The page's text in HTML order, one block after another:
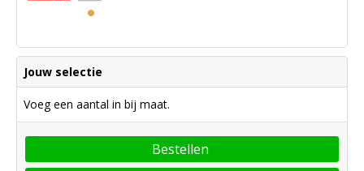
Jouw selectie
Voeg een aantal in bij maat.
Bestellen